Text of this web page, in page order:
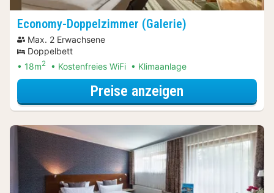
Economy-Doppelzimmer (Galerie)
Max. 2 Erwachsene
Doppelbett
18m2 Kostenfreies WiFi Klimaanlage
Preise anzeigen